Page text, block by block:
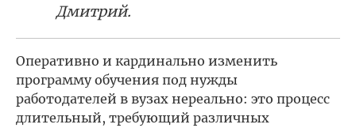
Дмитрий.
Оперативно и кардинально изменить
программу обучения под нужды
работодателей в вузах нереально: это процесс
длительный, требующий различных